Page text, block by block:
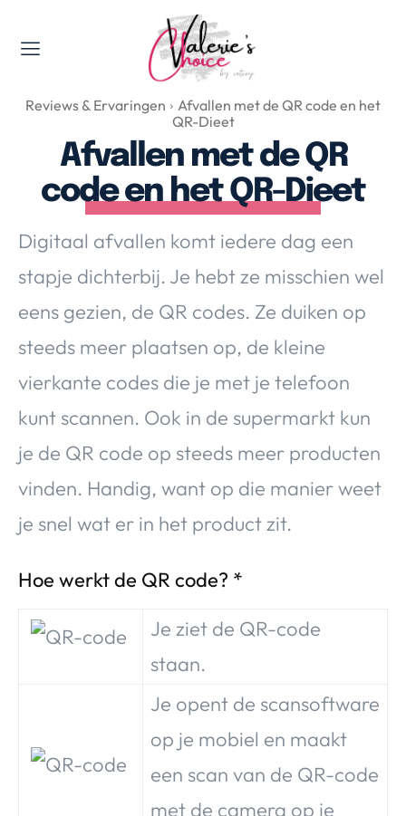
Valerie's Topics
Travel & Culture
Food & Drinks
Happyness & Opmerkelijk
Lifestyle, Sport & Duurzaamheid
Health & Beauty
Huis & Tuin
Nieuws & Media
Over Valerie
Over Valerie
De Top 5
Travel
Lifestyle
Reviews & Ervaringen
Afvallen met de QR code en het
QR-Dieet
Afvallen met de QR
code en het QR-Dieet
Digitaal afvallen komt iedere dag een
stapje dichterbij. Je hebt ze misschien wel
eens gezien, de QR codes. Ze duiken op
steeds meer plaatsen op, de kleine
vierkante codes die je met je telefoon
kunt scannen. Ook in de supermarkt kun
je de QR code op steeds meer producten
vinden. Handig, want op die manier weet
je snel wat er in het product zit.
Hoe werkt de QR code? *
Je ziet de QR-code
staan.
Je opent de scansoftware
op je mobiel en maakt
een scan van de QR-code
met de camera op je